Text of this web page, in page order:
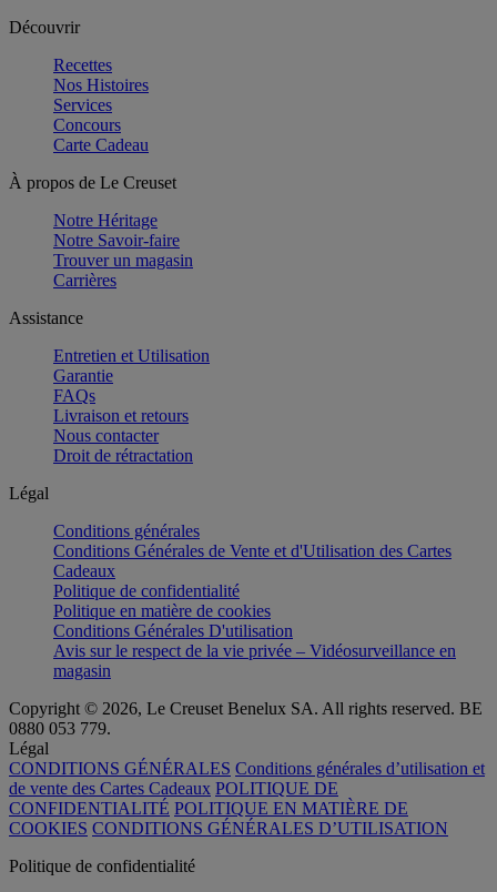
Découvrir
Recettes
Nos Histoires
Services
Concours
Carte Cadeau
À propos de Le Creuset
Notre Héritage
Notre Savoir-faire
Trouver un magasin
Carrières
Assistance
Entretien et Utilisation
Garantie
FAQs
Livraison et retours
Nous contacter
Droit de rétractation
Légal
Conditions générales
Conditions Générales de Vente et d'Utilisation des Cartes
Cadeaux
Politique de confidentialité
Politique en matière de cookies
Conditions Générales D'utilisation
Avis sur le respect de la vie privée – Vidéosurveillance en
magasin
Copyright © 2026, Le Creuset Benelux SA. All rights reserved. BE
0880 053 779.
Légal
CONDITIONS GÉNÉRALES Conditions générales d’utilisation et
de vente des Cartes Cadeaux POLITIQUE DE
CONFIDENTIALITÉ POLITIQUE EN MATIÈRE DE
COOKIES CONDITIONS GÉNÉRALES D’UTILISATION
Politique de confidentialité